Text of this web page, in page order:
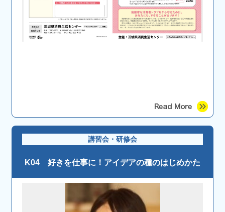
講習会・研修会
K04 好きを仕事に！アイデアの種のはじめかた